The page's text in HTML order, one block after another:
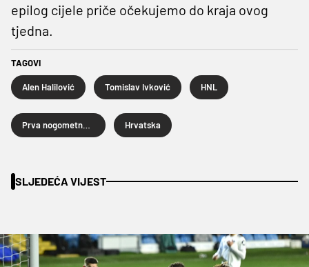
epilog cijele priče očekujemo do kraja ovog
tjedna.
TAGOVI
Alen Halilović Tomislav Ivković HNL
Hrvatska
SLJEDEĆA VIJEST